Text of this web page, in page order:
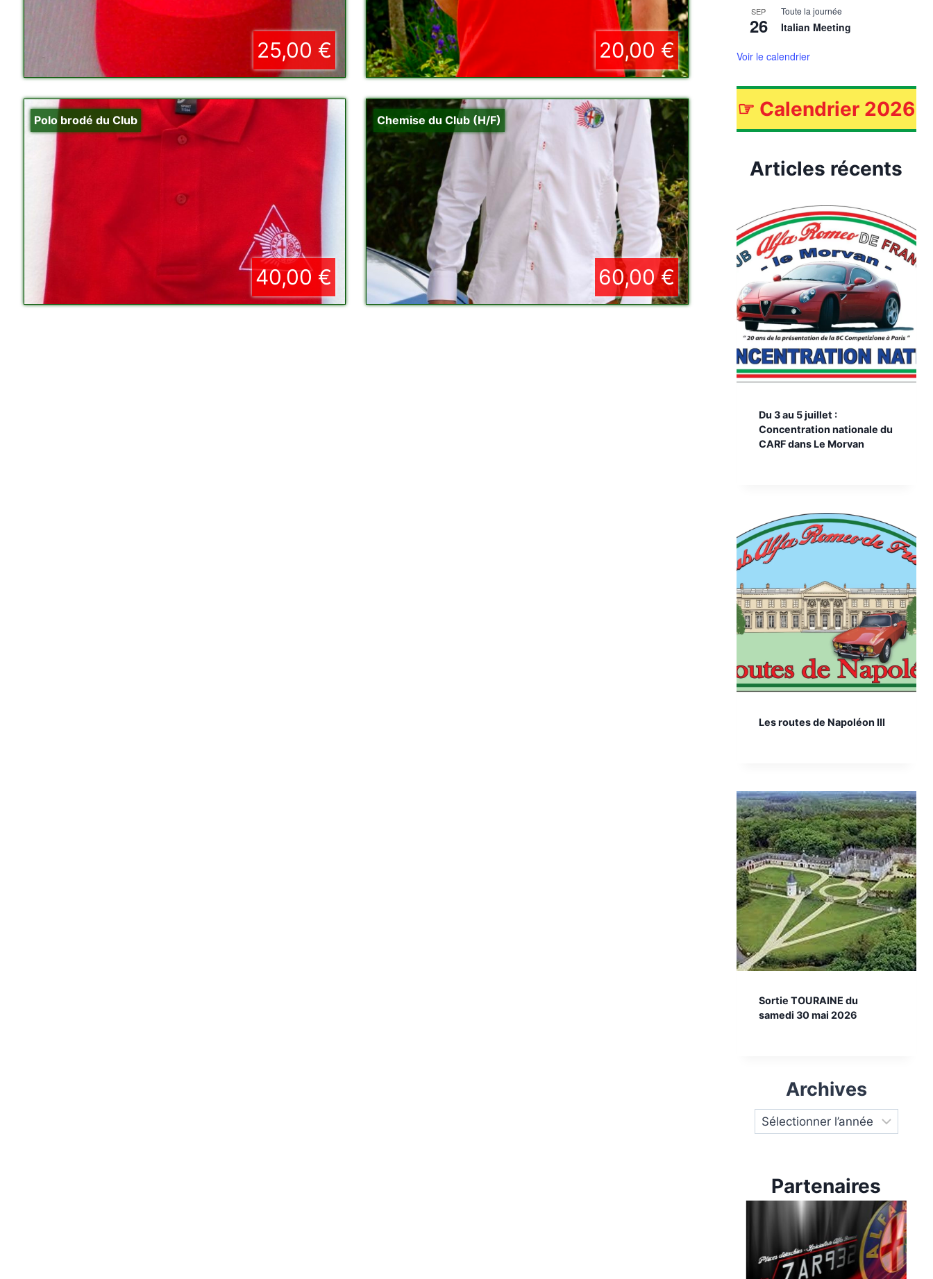
25,00 € 20,00 €
Polo brodé du Club
40,00 €
Chemise du Club (H/F)
60,00 €
SEP
26
Toute la journée
Italian Meeting
Voir le calendrier
☞ Calendrier 2026
Articles récents
Du 3 au 5 juillet :
Concentration nationale du
CARF dans Le Morvan
Les routes de Napoléon III
Sortie TOURAINE du
samedi 30 mai 2026
Archives
Partenaires